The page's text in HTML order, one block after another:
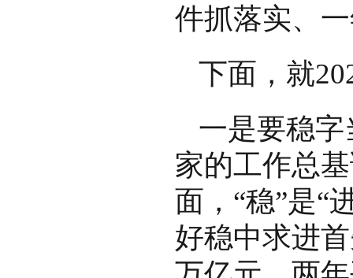
件抓落实、
下面，就
一是要稳
家的工作总
面，“稳”是“
好稳中求进